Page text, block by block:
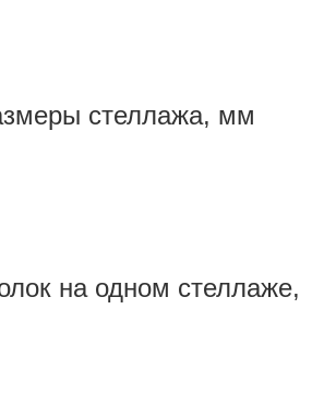
стеллажа, мм
на одном стеллаже,